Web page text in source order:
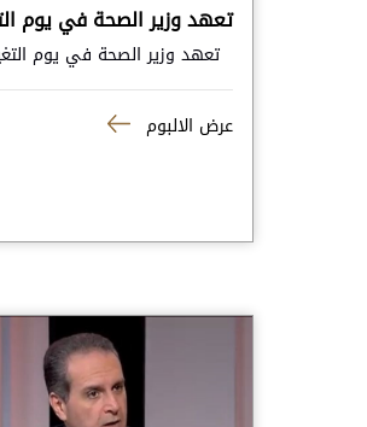
تعهد وزير الصحة في يوم
تعهد وزير الصحة في يوم
عرض الالبوم